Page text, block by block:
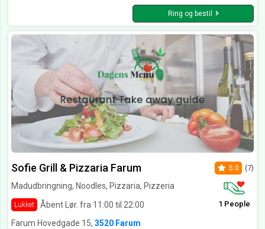
Ring og bestil
Sofie Grill & Pizzaria Farum
Madudbringning, Noodles, Pizzaria, Pizzeria
Lukket Åbent Lør. fra 11:00 til 22:00
5.0 (7)
1 People
Farum Hovedgade 15, 3520 Farum